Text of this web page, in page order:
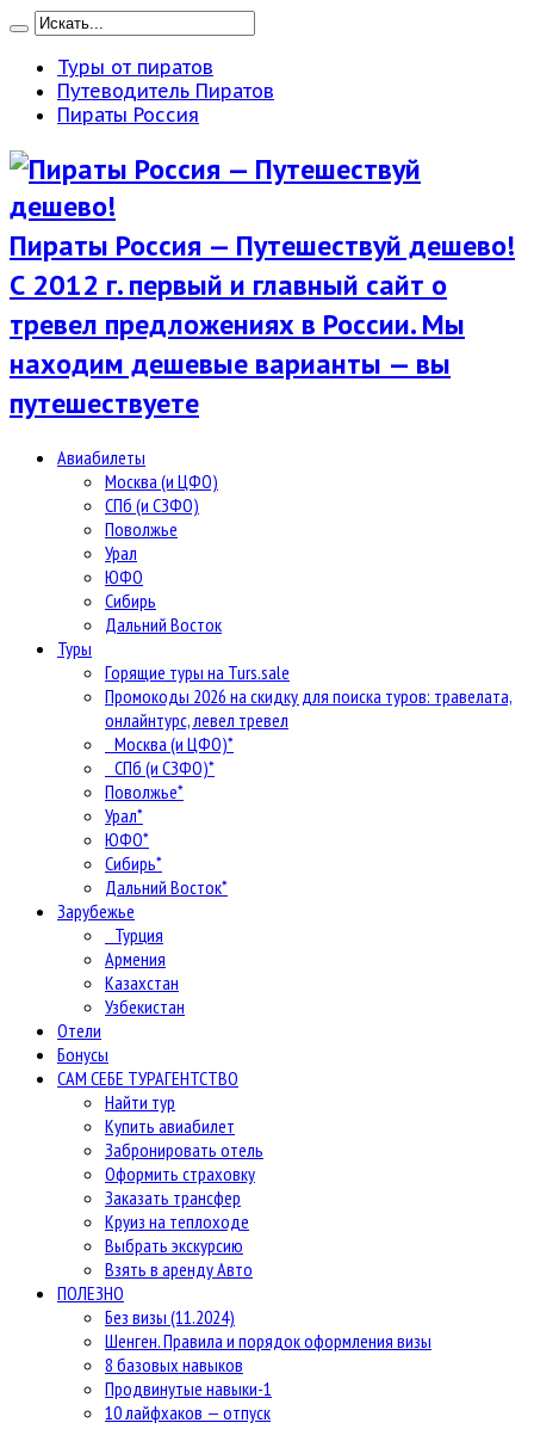
Туры от пиратов
Путеводитель Пиратов
Пираты Россия
Пираты Россия — Путешествуй дешево!
С 2012 г. первый и главный сайт о
тревел предложениях в России. Мы
находим дешевые варианты — вы
путешествуете
Авиабилеты
Москва (и ЦФО)
СПб (и СЗФО)
Поволжье
Урал
ЮФО
Сибирь
Дальний Восток
Туры
Горящие туры на Turs.sale
Промокоды 2026 на скидку для поиска туров: травелата,
онлайнтурс, левел тревел
Москва (и ЦФО)*
СПб (и СЗФО)*
Поволжье*
Урал*
ЮФО*
Сибирь*
Дальний Восток*
Зарубежье
Турция
Армения
Казахстан
Узбекистан
Отели
Бонусы
САМ СЕБЕ ТУРАГЕНТСТВО
Найти тур
Купить авиабилет
Забронировать отель
Оформить страховку
Заказать трансфер
Круиз на теплоходе
Выбрать экскурсию
Взять в аренду Авто
ПОЛЕЗНО
Без визы (11.2024)
Шенген. Правила и порядок оформления визы
8 базовых навыков
Продвинутые навыки-1
10 лайфхаков — отпуск